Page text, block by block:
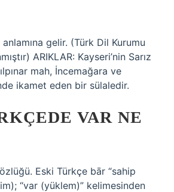
gelir. (Türk Dil Kurumu
ARIKLAR: Kayseri’nin Sarız
mah, İncemağara ve
ikamet eden bir sülaledir.
VAR NE
Eski Türkçe bār “sahip
“var (yüklem)” kelimesinden